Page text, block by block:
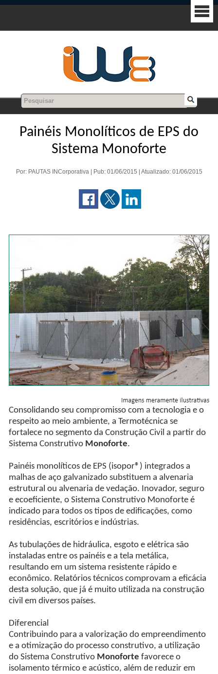
Painéis Monolíticos de EPS do
Sistema Monoforte
Por: PAUTAS INCorporativa | Pub: 01/06/2015 | Atualizado: 01/06/2015
Consolidando seu compromisso com a tecnologia e o
respeito ao meio ambiente, a Termotécnica se
fortalece no segmento da Construção Civil a partir do
Sistema Construtivo Monoforte.
Painéis monolíticos de EPS (isopor®) integrados a
malhas de aço galvanizado substituem a alvenaria
estrutural ou alvenaria de vedação. Inovador, seguro
e ecoeficiente, o Sistema Construtivo Monoforte é
indicado para todos os tipos de edificações, como
residências, escritórios e indústrias.
As tubulações de hidráulica, esgoto e elétrica são
instaladas entre os painéis e a tela metálica,
resultando em um sistema resistente rápido e
econômico. Relatórios técnicos comprovam a eficácia
desta solução, que já é muito utilizada na construção
civil em diversos países.
Diferencial
Contribuindo para a valorização do empreendimento
e a otimização do processo construtivo, a utilização
do Sistema Construtivo Monoforte favorece o
isolamento térmico e acústico, além de reduzir em